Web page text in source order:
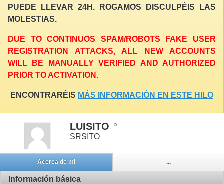
PUEDE LLEVAR 24H. ROGAMOS DISCULPÉIS LAS
MOLESTIAS.
DUE TO CONTINUOS SPAM/ROBOTS FAKE USER
REGISTRATION ATTACKS, ALL NEW ACCOUNTS
WILL BE MANUALLY VERIFIED AND AUTHORIZED
PRIOR TO ACTIVATION.
ENCONTRARÉIS MÁS INFORMACIÓN EN ESTE HILO
LUISITO
SRSITO
Acerca de mi ...
Información básica